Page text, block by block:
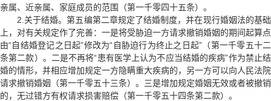
亲属、近亲属、家庭成员的范围（第一千零四十五条）。
2.关于结婚。第五编第二章规定了结婚制度，并在现行婚姻法的基础
上，对有关规定作了完善：一是将受胁迫一方请求撤销婚姻的期间起算点
由“自结婚登记之日起”修改为“自胁迫行为终止之日起”（第一千零五十二
条第二款）。二是不再将“患有医学上认为不应当结婚的疾病”作为禁止结
婚的情形，并相应增加规定一方隐瞒重大疾病的，另一方可以向人民法院
请求撤销婚姻（第一千零五十三条）。三是增加规定婚姻无效或者被撤销
的，无过错方有权请求损害赔偿（第一千零五十四条第二款）。